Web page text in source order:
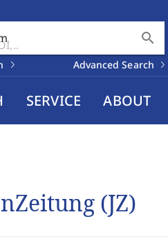
search
Advanced Search
SERVICE ABOUT
(JZ)